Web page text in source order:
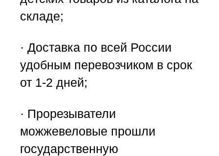
складе;
· Доставка по всей России
удобным перевозчиком в срок
от 1-2 дней;
· Прорезыватели
можжевеловые прошли
государственную